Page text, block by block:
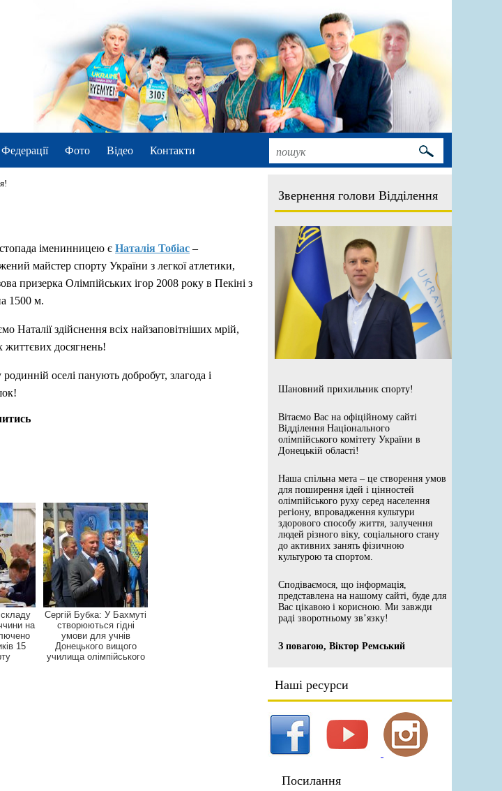
Федерації Фото Відео Контакти
Звернення голови Відділення
Шановний прихильник спорту!
Вітаємо Вас на офіційному сайті
Відділення Національного
олімпійського комітету України в
Донецькій області!
Наша спільна мета – це створення умов
для поширення ідей і цінностей
олімпійського руху серед населення
регіону, впровадження культури
здорового способу життя, залучення
людей різного віку, соціального стану
до активних занять фізичною
культурою та спортом.
Сподіваємося, що інформація,
представлена на нашому сайті, буде для
Вас цікавою і корисною. Ми завжди
раді зворотньому зв’язку!
З повагою, Віктор Ремський
Наші ресурси
Посилання
іменинницею є Наталія Тобіас –
майстер спорту України з легкої атлетики,
призерка Олімпійських ігор 2008 року в Пекіні з
1500 м.
Наталії здійснення всіх найзаповітніших мрій,
життєвих досягнень!
оселі панують добробут, злагода і
на
15
Сергій Бубка: У Бахмуті
створюються гідні
умови для учнів
Донецького вищого
училища олімпійського